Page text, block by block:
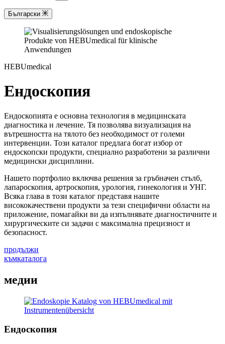
Български
HEBUmedical
Ендоскопия
Ендоскопията е основна технология в медицинската
диагностика и лечение. Тя позволява визуализация на
вътрешността на тялото без необходимост от големи
интервенции. Този каталог предлага богат избор от
ендоскопски продукти, специално разработени за различни
медицински дисциплини.
Нашето портфолио включва решения за гръбначен стълб,
лапароскопия, артроскопия, урология, гинекология и УНГ.
Всяка глава в този каталог представя нашите
висококачествени продукти за тези специфични области на
приложение, помагайки ви да изпълнявате диагностичните и
хирургическите си задачи с максимална прецизност и
безопасност.
продължи
къмкаталога
медии
Ендоскопия